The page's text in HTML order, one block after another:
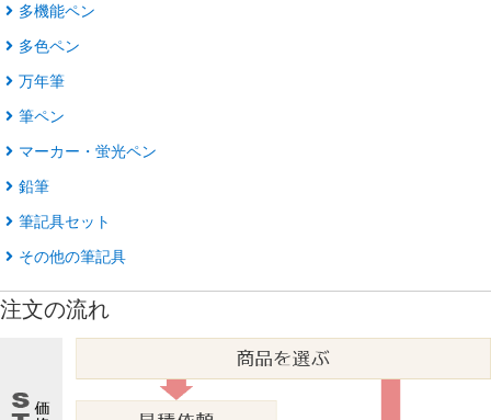
多機能ペン
多色ペン
万年筆
筆ペン
マーカー・蛍光ペン
鉛筆
筆記具セット
その他の筆記具
注文の流れ